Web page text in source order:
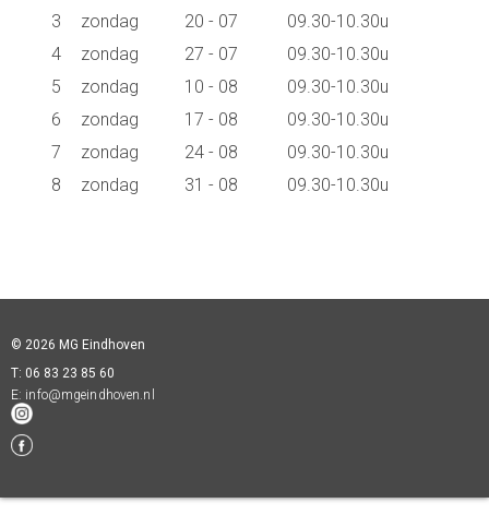
3
zondag 20 - 07
09.30-10.30u
4
zondag 27 - 07
09.30-10.30u
5
zondag 10 - 08
09.30-10.30u
6
zondag 17 - 08
09.30-10.30u
7
zondag 24 - 08
09.30-10.30u
8
zondag 31 - 08 09.30-10.30u
© 2026 MG Eindhoven
T: 06 83 23 85 60
E: info@mgeindhoven.nl